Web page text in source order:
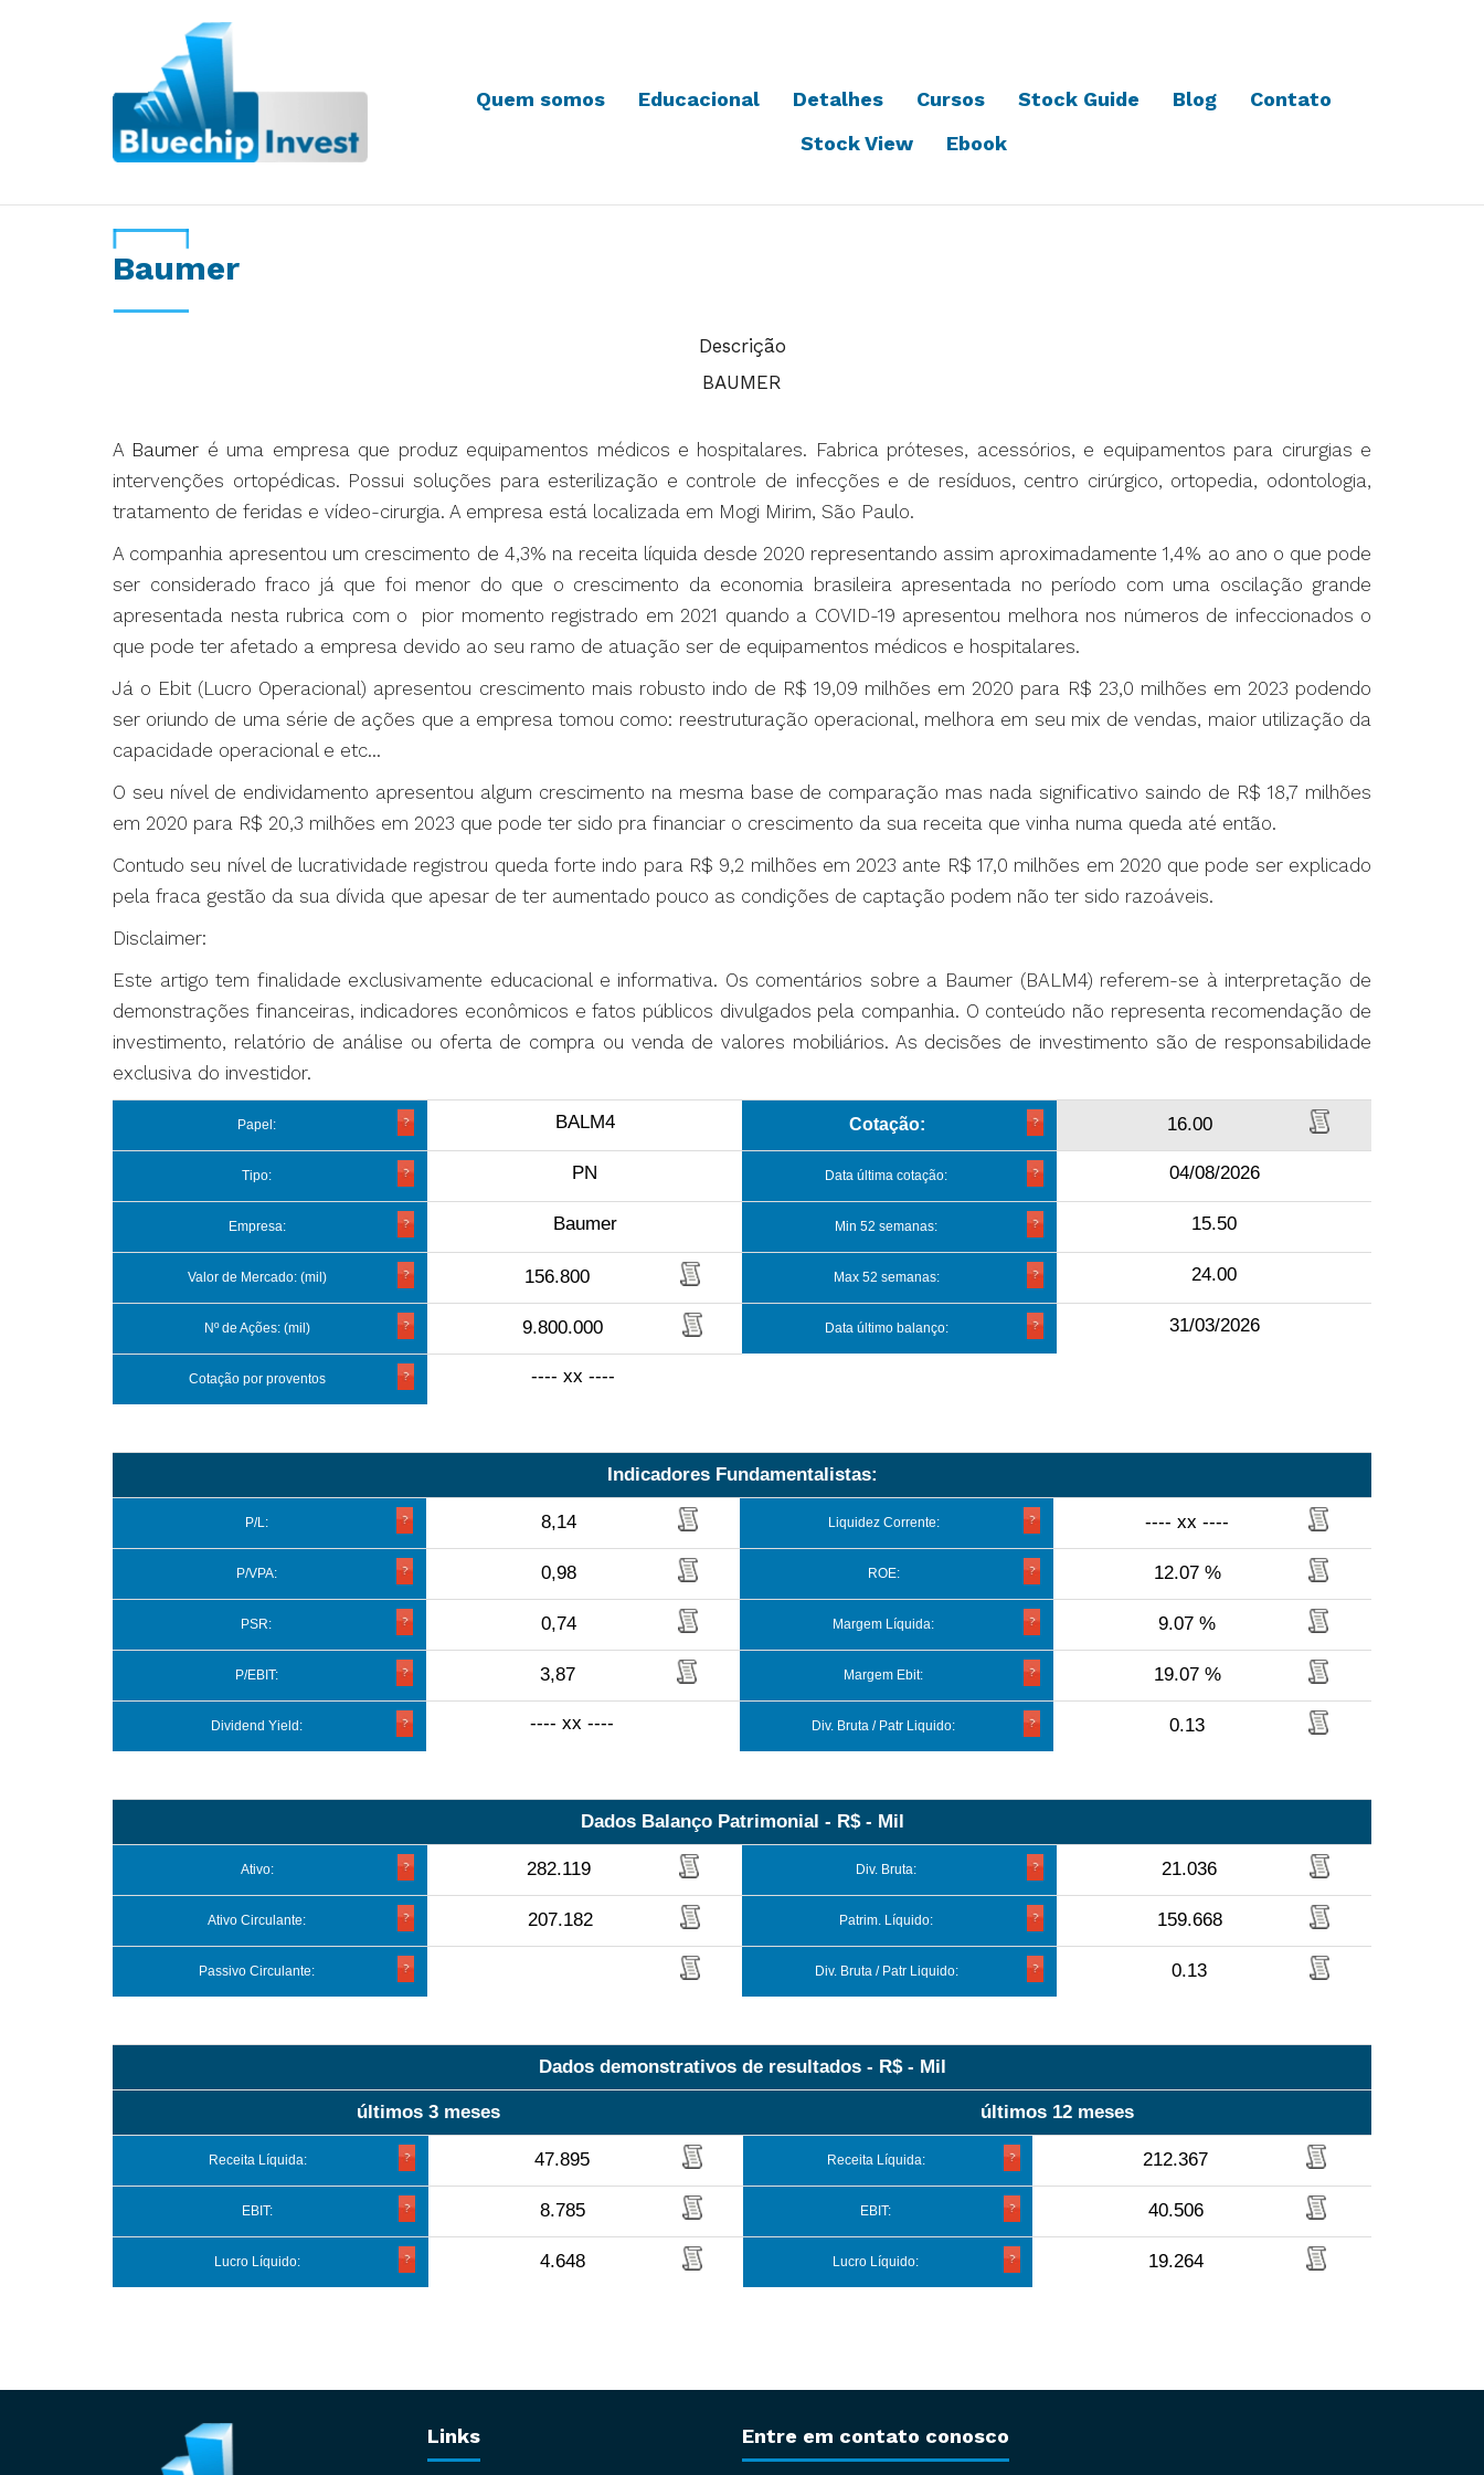
Quem somos Educacional Detalhes Cursos Stock Guide Blog
Contato
Stock View
Ebook
Baumer
Descrição
BAUMER
A Baumer é uma empresa que produz equipamentos médicos e hospitalares. Fabrica próteses, acessórios, e equipamentos para cirurgias e
intervenções ortopédicas. Possui soluções para esterilização e controle de infecções e de resíduos, centro cirúrgico, ortopedia, odontologia,
tratamento de feridas e vídeo-cirurgia. A empresa está localizada em Mogi Mirim, São Paulo.
A companhia apresentou um crescimento de 4,3% na receita líquida desde 2020 representando assim aproximadamente 1,4% ao ano o que pode
ser considerado fraco já que foi menor do que o crescimento da economia brasileira apresentada no período com uma oscilação grande
apresentada nesta rubrica com o pior momento registrado em 2021 quando a COVID-19 apresentou melhora nos números de infeccionados o
que pode ter afetado a empresa devido ao seu ramo de atuação ser de equipamentos médicos e hospitalares.
Já o Ebit (Lucro Operacional) apresentou crescimento mais robusto indo de R$ 19,09 milhões em 2020 para R$ 23,0 milhões em 2023 podendo
ser oriundo de uma série de ações que a empresa tomou como: reestruturação operacional, melhora em seu mix de vendas, maior utilização da
capacidade operacional e etc...
O seu nível de endividamento apresentou algum crescimento na mesma base de comparação mas nada significativo saindo de R$ 18,7 milhões
em 2020 para R$ 20,3 milhões em 2023 que pode ter sido pra financiar o crescimento da sua receita que vinha numa queda até então.
Contudo seu nível de lucratividade registrou queda forte indo para R$ 9,2 milhões em 2023 ante R$ 17,0 milhões em 2020 que pode ser explicado
pela fraca gestão da sua dívida que apesar de ter aumentado pouco as condições de captação podem não ter sido razoáveis.
Disclaimer:
Este artigo tem finalidade exclusivamente educacional e informativa. Os comentários sobre a Baumer (BALM4) referem-se à interpretação de
demonstrações financeiras, indicadores econômicos e fatos públicos divulgados pela companhia. O conteúdo não representa recomendação de
investimento, relatório de análise ou oferta de compra ou venda de valores mobiliários. As decisões de investimento são de responsabilidade
exclusiva do investidor.
Papel: BALM4 Cotação: 16.00
Tipo: PN Data última cotação: 04/08/2026
Empresa: Baumer Min 52 semanas: 15.50
Valor de Mercado: (mil) 156.800 Max 52 semanas: 24.00
Nº de Ações: (mil) 9.800.000 Data último balanço: 31/03/2026
Cotação por proventos ---- xx ----
Indicadores Fundamentalistas:
P/L: 8,14 Liquidez Corrente: ---- xx ----
P/VPA: 0,98 ROE: 12.07 %
PSR: 0,74 Margem Líquida: 9.07 %
P/EBIT: 3,87 Margem Ebit: 19.07 %
Dividend Yield: ---- xx ---- Div. Bruta / Patr Liquido: 0.13
Dados Balanço Patrimonial - R$ - Mil
Ativo: 282.119 Div. Bruta: 21.036
Ativo Circulante: 207.182 Patrim. Líquido: 159.668
Passivo Circulante: Div. Bruta / Patr Liquido: 0.13
Dados demonstrativos de resultados - R$ - Mil
últimos 3 meses últimos 12 meses
Receita Líquida: 47.895 Receita Líquida: 212.367
EBIT: 8.785 EBIT: 40.506
Lucro Líquido: 4.648 Lucro Líquido: 19.264
Links Entre em contato conosco